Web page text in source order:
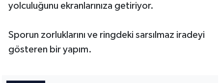
yolculuğunu ekranlarınıza getiriyor.
Sporun zorluklarını ve ringdeki sarsılmaz iradeyi
gösteren bir yapım.